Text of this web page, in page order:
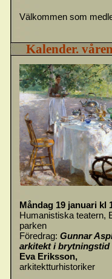
Välkommen som
Kalender.
Måndag 19 januari kl
Humanistiska teatern,
parken
Föredrag: Gunnar
arkitekt i brytningstid
Eva Eriksson,
arkitektturhistoriker